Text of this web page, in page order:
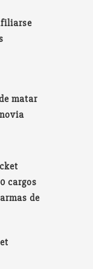
matar
cargos
de